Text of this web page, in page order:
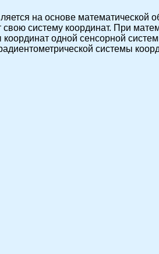
на основе математической
систему координат. При
одной сенсорной
системы